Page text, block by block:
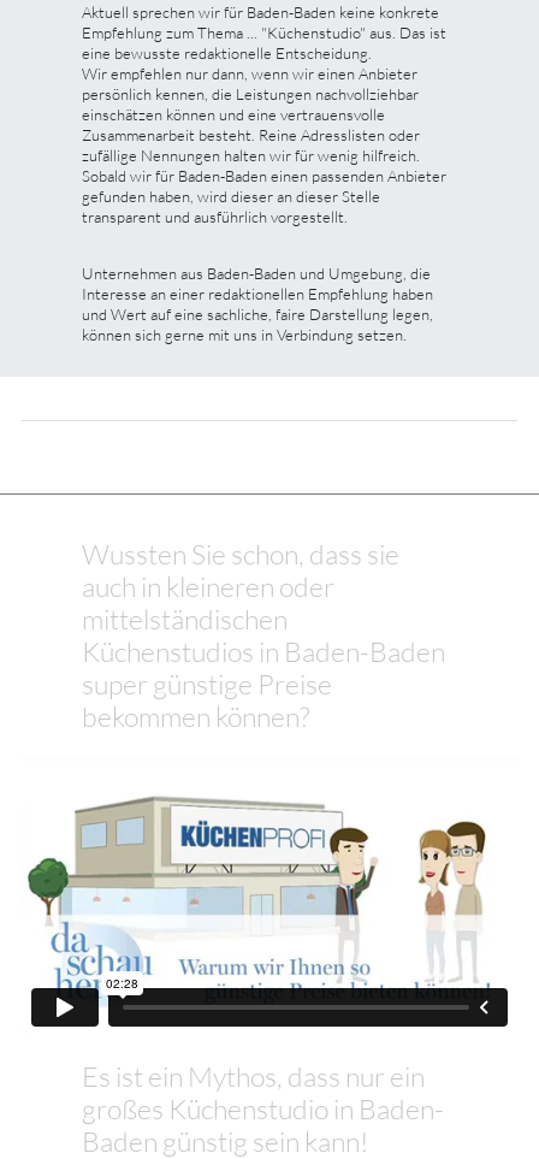
Aktuell sprechen wir für Baden-Baden keine konkrete
Empfehlung zum Thema ... "Küchenstudio" aus. Das ist
eine bewusste redaktionelle Entscheidung.
Wir empfehlen nur dann, wenn wir einen Anbieter
persönlich kennen, die Leistungen nachvollziehbar
einschätzen können und eine vertrauensvolle
Zusammenarbeit besteht. Reine Adresslisten oder
zufällige Nennungen halten wir für wenig hilfreich.
Sobald wir für Baden-Baden einen passenden Anbieter
gefunden haben, wird dieser an dieser Stelle
transparent und ausführlich vorgestellt.
Unternehmen aus Baden-Baden und Umgebung, die
Interesse an einer redaktionellen Empfehlung haben
und Wert auf eine sachliche, faire Darstellung legen,
können sich gerne mit uns in Verbindung setzen.
Wussten Sie schon, dass sie
auch in kleineren oder
mittelständischen
Küchenstudios in Baden-Baden
super günstige Preise
bekommen können?
Es ist ein Mythos, dass nur ein
großes Küchenstudio in Baden-
Baden günstig sein kann!